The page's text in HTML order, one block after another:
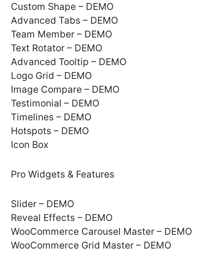
Custom Shape – DEMO
Advanced Tabs – DEMO
Team Member – DEMO
Text Rotator – DEMO
Advanced Tooltip – DEMO
Logo Grid – DEMO
Image Compare – DEMO
Testimonial – DEMO
Timelines – DEMO
Hotspots – DEMO
Icon Box
Pro Widgets & Features
Slider – DEMO
Reveal Effects – DEMO
WooCommerce Carousel Master – DEMO
WooCommerce Grid Master – DEMO